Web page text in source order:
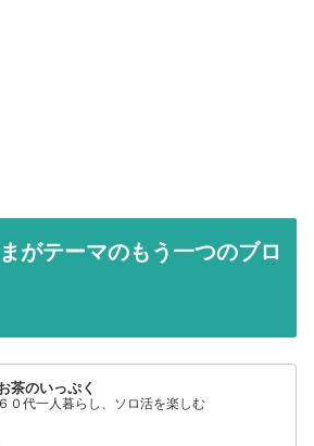
がテーマのもう一つのブロ
茶のいっぷく
６０代一人暮らし、ソロ活を楽しむ